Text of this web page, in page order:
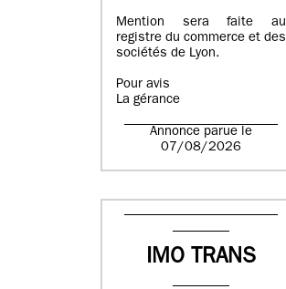
Mention sera faite au
registre du commerce et des
sociétés de Lyon.
Pour avis
La gérance
Annonce parue le
07/08/2026
IMO TRANS